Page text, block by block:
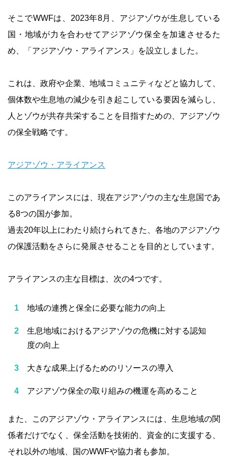
そこでWWFは、2023年8月、アジアゾウが生息している
国・地域が力を合わせてアジアゾウ保全を加速させるた
め、「アジアゾウ・アライアンス」を設立しました。
これは、政府や企業、地域コミュニティなどと協力して、
個体数や生息地の減少を引き起こしている要因を減らし、
人とゾウが共存共栄することを目指すための、アジアゾウ
の保全戦略です。
アジアゾウ・アライアンス
このアライアンスには、現在アジアゾウの主な生息国であ
る8つの国が参加。
過去20年以上にわたり続けられてきた、各地のアジアゾウ
の保護活動をさらに発展させることを目的としています。
アライアンスの主な目標は、次の4つです。
地域の連携と保全に必要な能力の向上
生息地域におけるアジアゾウの危機に対する認知
度の向上
大きな成果上げるためのリソースの導入
アジアゾウ保全の取り組みの機運を高めること
また、このアジアゾウ・アライアンスには、生息地域の関
係者だけでなく、保全活動を技術的、資金的に支援する、
それ以外の地域、国のWWFや協力者も参加。